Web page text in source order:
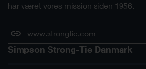
har været vores mission siden 1956.
www.strongtie.com
Simpson Strong-Tie Danmark